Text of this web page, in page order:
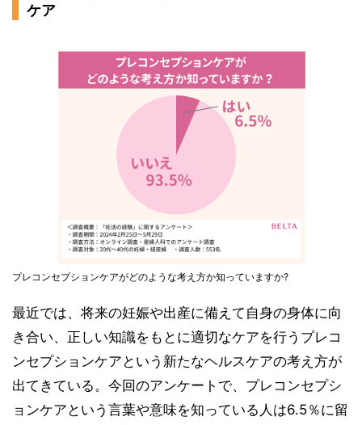
ケア
プレコンセプションケアがどのような考え方か知っていますか?
最近では、将来の妊娠や出産に備えて自身の身体に向
き合い、正しい知識をもとに適切なケアを行うプレコ
ンセプションケアという新たなヘルスケアの考え方が
出てきている。今回のアンケートで、プレコンセプシ
ョンケアという言葉や意味を知っている人は6.5％に留